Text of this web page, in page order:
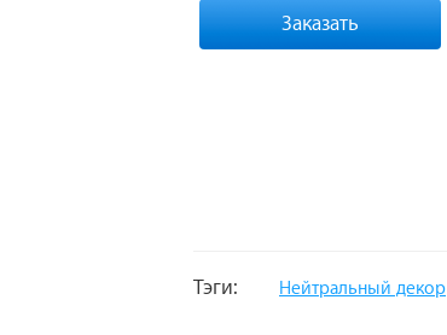
Заказать
Тэги: Нейтральный декор